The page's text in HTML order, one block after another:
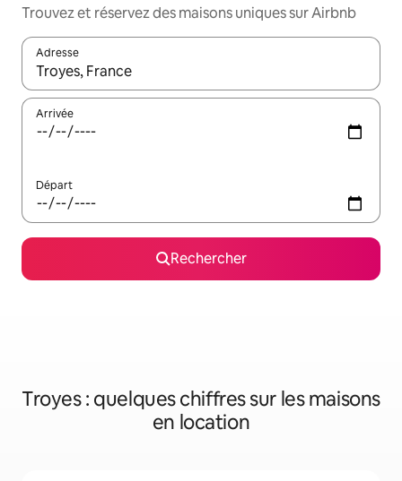
Trouvez et réservez des maisons uniques sur Airbnb
Adresse
Lorsque les résultats s'affichent, utilisez les flèches vers le
Arrivée
Départ
Rechercher
Troyes : quelques chiffres sur les maisons
en location